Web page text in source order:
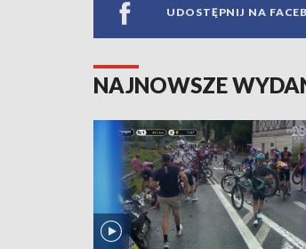
UDOSTĘPNIJ NA
NAJNOWSZE